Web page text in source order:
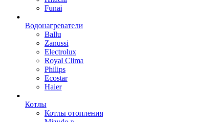
Funai
Водонагреватели
Ballu
Zanussi
Electrolux
Royal Clima
Philips
Ecostar
Haier
Котлы
Котлы отопления